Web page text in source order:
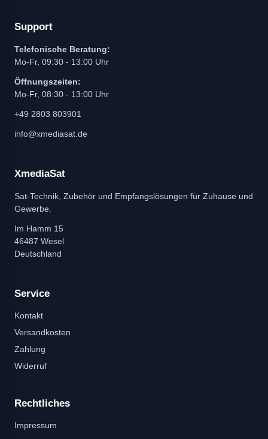
Support
Telefonische Beratung:
Mo-Fr, 09:30 - 13:00 Uhr
Öffnungszeiten:
Mo-Fr, 08:30 - 13:00 Uhr
+49 2803 803901
info@xmediasat.de
XmediaSat
Sat-Technik, Zubehör und Empfangslösungen für Zuhause und
Gewerbe.
Im Hamm 15
46487 Wesel
Deutschland
Service
Kontakt
Versandkosten
Zahlung
Widerruf
Rechtliches
Impressum